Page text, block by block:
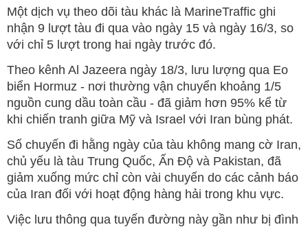
Một dịch vụ theo dõi tàu khác là MarineTraffic ghi
nhận 9 lượt tàu đi qua vào ngày 15 và ngày 16/3, so
với chỉ 5 lượt trong hai ngày trước đó.
Theo kênh Al Jazeera ngày 18/3, lưu lượng qua Eo
biển Hormuz - nơi thường vận chuyển khoảng 1/5
nguồn cung dầu toàn cầu - đã giảm hơn 95% kể từ
khi chiến tranh giữa Mỹ và Israel với Iran bùng phát.
Số chuyến đi hằng ngày của tàu không mang cờ Iran,
chủ yếu là tàu Trung Quốc, Ấn Độ và Pakistan, đã
giảm xuống mức chỉ còn vài chuyến do các cảnh báo
của Iran đối với hoạt động hàng hải trong khu vực.
Việc lưu thông qua tuyến đường này gần như bị đình